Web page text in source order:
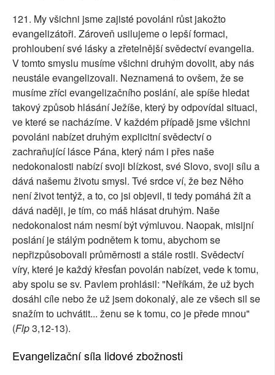
121. My všichni jsme zajisté povoláni růst jakožto
evangelizátoři. Zároveň usilujeme o lepší formaci,
prohloubení své lásky a zřetelnější svědectví evangelia.
V tomto smyslu musíme všichni druhým dovolit, aby nás
neustále evangelizovali. Neznamená to ovšem, že se
musíme zříci evangelizačního poslání, ale spíše hledat
takový způsob hlásání Ježíše, který by odpovídal situaci,
ve které se nacházíme. V každém případě jsme všichni
povoláni nabízet druhým explicitní svědectví o
zachraňující lásce Pána, který nám i přes naše
nedokonalosti nabízí svoji blízkost, své Slovo, svoji sílu a
dává našemu životu smysl. Tvé srdce ví, že bez Něho
není život tentýž, a to, co jsi objevil, ti tedy pomáhá žít a
dává naději, je tím, co máš hlásat druhým. Naše
nedokonalost nám nesmí být výmluvou. Naopak, misijní
poslání je stálým podnětem k tomu, abychom se
nepřizpůsobovali průměrnosti a stále rostli. Svědectví
víry, které je každý křesťan povolán nabízet, vede k tomu,
aby spolu se sv. Pavlem prohlásil: "Neříkám, že už bych
dosáhl cíle nebo že už jsem dokonalý, ale ze všech sil se
snažím to uchvátit... ženu se k tomu, co je přede mnou"
(Flp3,12-13).
Evangelizační síla lidové zbožnosti